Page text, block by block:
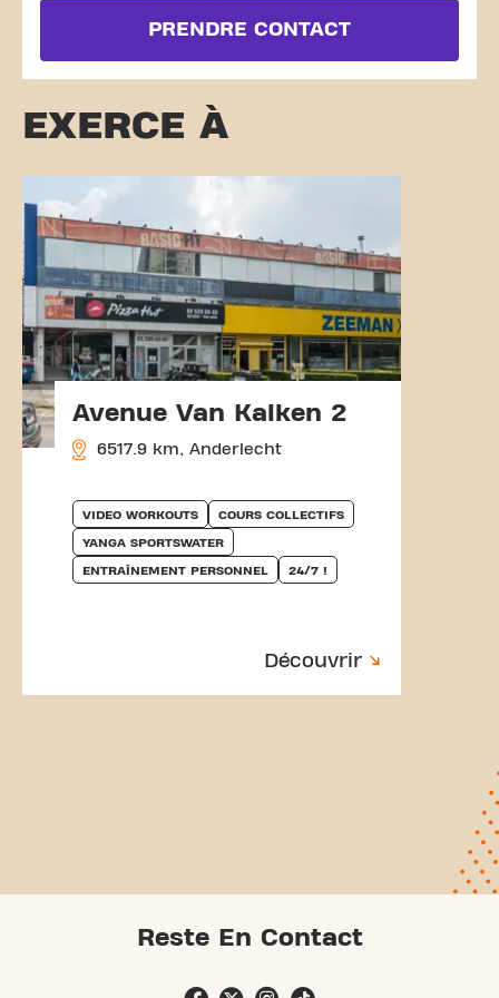
PRENDRE CONTACT
EXERCE À
Avenue Van Kalken 2
6517.9 km, Anderlecht
VIDEO WORKOUTS COURS COLLECTIFS
YANGA SPORTSWATER
ENTRAÎNEMENT PERSONNEL 24/7 !
Découvrir
Reste En Contact